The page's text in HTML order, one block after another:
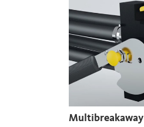
Multibreakaway